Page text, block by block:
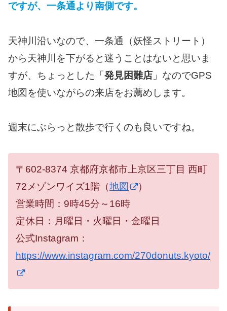
ですが、一条通より南側です。
天神川沿いなので、一条通（妖怪ストリート）
から天神川を下がると迷うことはないと思いま
すが、ちょっとした「発見困難店 」なのでGPS
地図を使いながらの来店をお薦めします。
週末にぶらっと散歩で行くのも良いですね。
〒602-8374 京都府京都市上京区三丁目 西町
72メゾンワイズ1階（地図
）
営業時間：9時45分～16時
定休日：月曜日・火曜日・金曜日
公式Instagram：
https://www.instagram.com/270donuts.kyoto/